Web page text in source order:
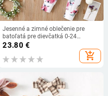
Jesenné a zimné oblečenie pre
batoľatá pre dievčatká 0-24
mesiacov s kvetinovým vzorom -
top s kapucňou, nohavice a čelenka
23.80 €
add_shopping_cart